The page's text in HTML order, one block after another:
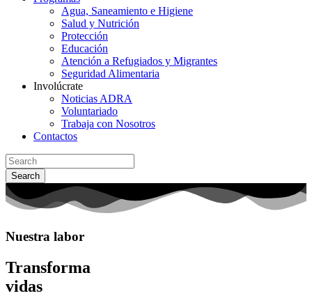
Agua, Saneamiento e Higiene
Salud y Nutrición
Protección
Educación
Atención a Refugiados y Migrantes
Seguridad Alimentaria
Involúcrate
Noticias ADRA
Voluntariado
Trabaja con Nosotros
Contactos
Search
Nuestra labor
Transforma
vidas